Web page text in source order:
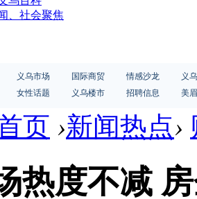
、社会聚焦
义乌市场 国际商贸 情感沙龙
义
女性话题 义乌楼市 招聘信息 美
页 ›新闻热点›
热度不减